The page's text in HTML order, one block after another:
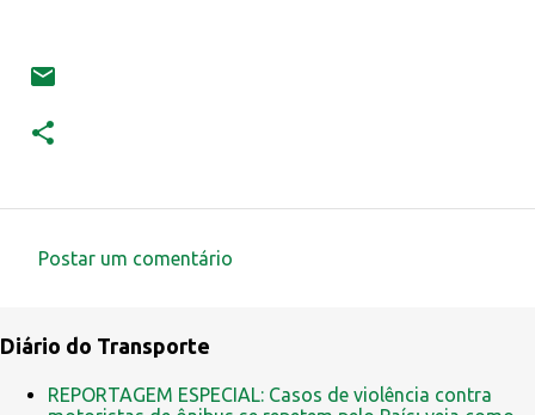
m
e
Postar um comentário
Diário do Transporte
REPORTAGEM ESPECIAL: Casos de violência contra